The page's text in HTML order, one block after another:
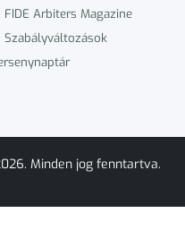
FIDE Arbiters Magazine
Szabályváltozások
Minden jog fenntartva.